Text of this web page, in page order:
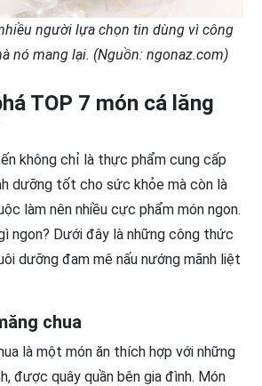
người lựa chọn tin dùng vì công
nó mang lại. (Nguồn: ngonaz.com)
TOP 7 món cá lăng
không chỉ là thực phẩm cung cấp
dưỡng tốt cho sức khỏe mà còn là
làm nên nhiều cực phẩm món ngon.
ngon? Dưới đây là những công thức
dưỡng đam mê nấu nướng mãnh liệt
chua
là một món ăn thích hợp với những
được quây quần bên gia đình. Món